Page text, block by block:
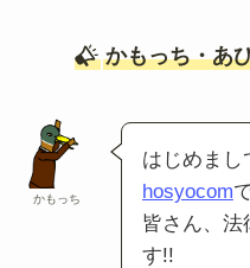
かもっち・あ
かもっち
はじめまし
hosyocom
皆さん、法
す!!